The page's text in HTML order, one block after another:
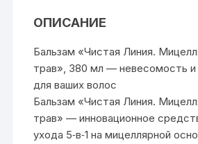
ОПИСАНИЕ
Бальзам «Чистая Линия.
трав», 380 мл — невесомость и
для ваших волос
Бальзам «Чистая Линия.
трав» — инновационное
ухода 5‑в‑1 на мицеллярной